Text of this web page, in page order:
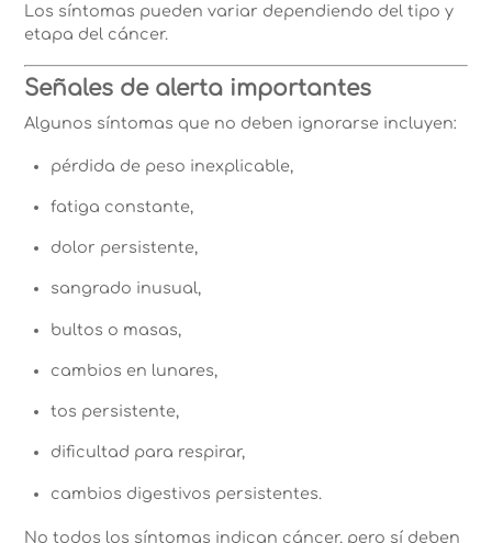
Los síntomas pueden variar dependiendo del tipo y
etapa del cáncer.
Señales de alerta importantes
Algunos síntomas que no deben ignorarse incluyen:
pérdida de peso inexplicable,
fatiga constante,
dolor persistente,
sangrado inusual,
bultos o masas,
cambios en lunares,
tos persistente,
dificultad para respirar,
cambios digestivos persistentes.
No todos los síntomas indican cáncer, pero sí deben